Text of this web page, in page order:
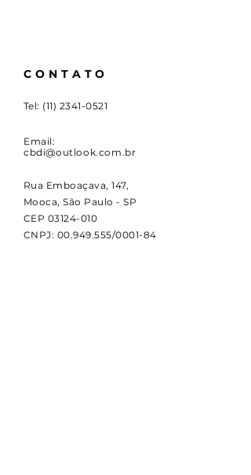
CONTATO
Tel: (11) 2341-0521
Email:
cbdi@outlook.com.br
Rua Emboaçava, 147,
Mooca, São Paulo - SP
CEP 03124-010
CNPJ: 00.949.555/0001-84